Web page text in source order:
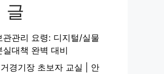
글
관관리 요령: 디지털/실물
실대책 완벽 대비
경기장 초보자 교실 | 안